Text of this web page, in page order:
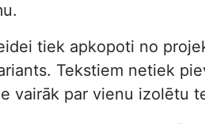
tiek apkopoti no
Tekstiem netiek
vairāk par vienu izolētu